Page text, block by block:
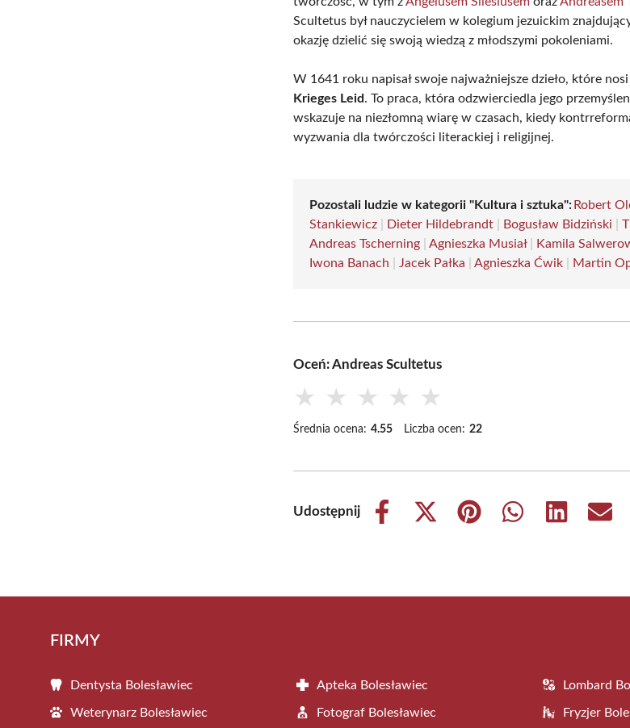
Scultetus był nauczycielem w kolegium jezuickim
okazję dzielić się swoją wiedzą z młodszymi pokoleniami.
W 1641 roku napisał swoje najważniejsze dzieło, które
Krieges Leid. To praca, która odzwierciedla jego
wskazuje na niezłomną wiarę w czasach, kiedy
wyzwania dla twórczości literackiej i religijnej.
Pozostali ludzie w kategorii "Kultura i sztuka":Robert
Stankiewicz
Dieter Hildebrandt Bogusław Bidziński |
Andreas Tscherning |Agnieszka Musiał| Kamila
Iwona Banach
Jacek Pałka |Agnieszka Ćwik Martin
Oceń: Andreas Scultetus
★ ★ ★ ★ ★
Średnia ocena: 4.55 Liczba ocen: 22
Udostępnij
Share
Share
Share
Share
Share
Share
FIRMY
Dentysta Bolesławiec Apteka Bolesławiec Lombard
Weterynarz Bolesławiec Fotograf Bolesławiec Fryzjer